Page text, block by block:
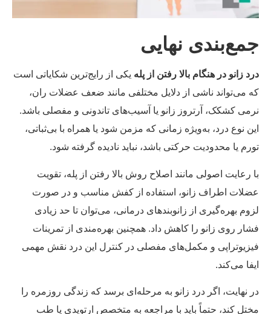
نهایی
زانو در هنگام بالا رفتن از پله یکی از رایج‌ترین شکایاتی است
می‌تواند ناشی از دلایل مختلفی مانند ضعف عضلات ران،
کشکک، آرتروز زانو یا آسیب‌های تاندونی و مفصلی باشد.
نوع درد، به‌ویژه زمانی که مزمن شود یا همراه با بی‌ثباتی،
یا محدودیت حرکتی باشد، نباید نادیده گرفته شود.
رعایت اصولی مانند اصلاح روش بالا رفتن از پله، تقویت
اطراف زانو، استفاده از کفش مناسب و در صورت
بهره‌گیری از زانوبندهای درمانی، می‌توان تا حد زیادی
روی زانو را کاهش داد. همچنین بهره‌مندی از تمرینات
و مکمل‌های مفصلی در کنترل این درد نقش مهمی
می‌کند.
نهایت، اگر درد زانو به مرحله‌ای برسد که زندگی روزمره را
کند، حتماً باید با مراجعه به متخصص ارتوپدی یا طب